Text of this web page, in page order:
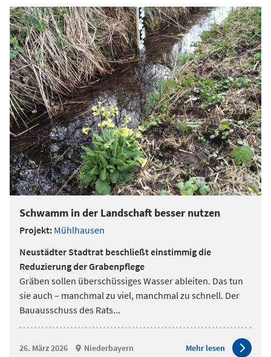
Schwamm in der Landschaft besser nutzen
Projekt: Mühlhausen
Neustädter Stadtrat beschließt einstimmig die
Reduzierung der Grabenpflege
Gräben sollen überschüssiges Wasser ableiten. Das tun
sie auch – manchmal zu viel, manchmal zu schnell. Der
Bauausschuss des Rats...
26. März 2026 Niederbayern Mehr lesen